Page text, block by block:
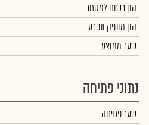
הון רשום למסחר
הון מונפק ונפרע
שער ממוצע
נתוני פתיחה
שער פתיחה